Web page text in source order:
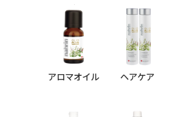
シリーズ
アロマオイル ヘアケア